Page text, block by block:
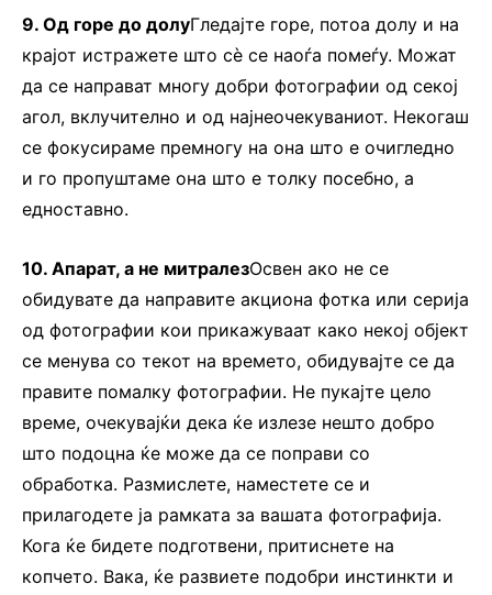
9. Од горе до долуГледајте горе, потоа долу и на
крајот истражете што сѐ се наоѓа помеѓу. Можат
да се направат многу добри фотографии од секој
агол, вклучително и од најнеочекуваниот. Некогаш
се фокусираме премногу на она што е очигледно
и го пропуштаме она што е толку посебно, а
едноставно.
10. Апарат, а не митралезОсвен ако не се
обидувате да направите акциона фотка или серија
од фотографии кои прикажуваат како некој објект
се менува со текот на времето, обидувајте се да
правите помалку фотографии. Не пукајте цело
време, очекувајќи дека ќе излезе нешто добро
што подоцна ќе може да се поправи со
обработка. Размислете, наместете се и
прилагодете ја рамката за вашата фотографија.
Кога ќе бидете подготвени, притиснете на
копчето. Вака, ќе развиете подобри инстинкти и